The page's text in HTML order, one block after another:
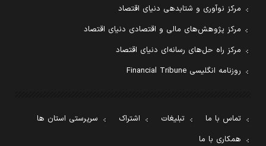
مرکز نوآوری و شتابدهی دنیای اقتصاد
مرکز پژوهش‌های مالی و اقتصادی دنیای اقتصاد
مرکز راه حل‌های رسانه‌ای دنیای اقتصاد
روزنامه انگلیسی Financial Tribune
تماس با ما تبلیغات اشتراک
سرپرستی استان ها
همکاری با ما